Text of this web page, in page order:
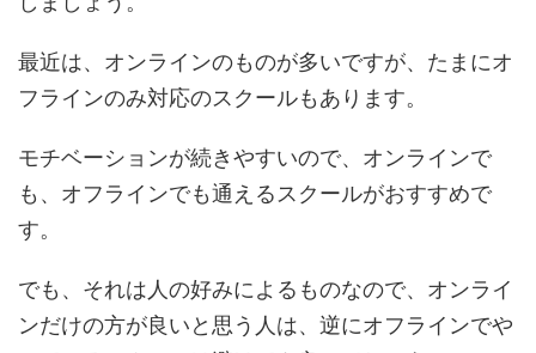
最近は、オンラインのものが多いですが、たまにオ
フラインのみ対応のスクールもあります。
モチベーションが続きやすいので、オンラインで
も、オフラインでも通えるスクールがおすすめで
す。
でも、それは人の好みによるものなので、オンライ
ンだけの方が良いと思う人は、逆にオフラインでや